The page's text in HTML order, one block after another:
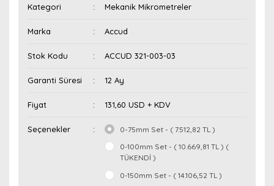
Kategori Mekanik Mikrometreler
Marka Accud
Stok Kodu ACCUD 321-003-03
Garanti Süresi 12 Ay
Fiyat 131,60 USD + KDV
Seçenekler
0-75mm Set - ( 7.512,82 TL )
0-100mm Set - ( 10.669,81 TL ) (
TÜKENDİ )
0-150mm Set - ( 14.106,52 TL )